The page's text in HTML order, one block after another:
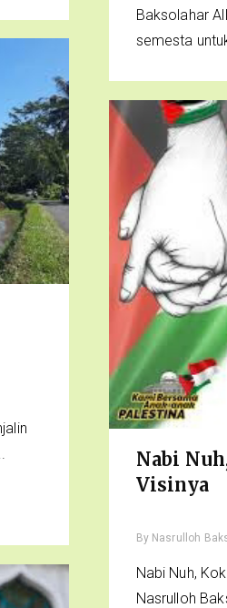
Baksolahar
semesta
Nabi
Visinya
By Nasrulloh
Nabi Nuh,
Nasrulloh